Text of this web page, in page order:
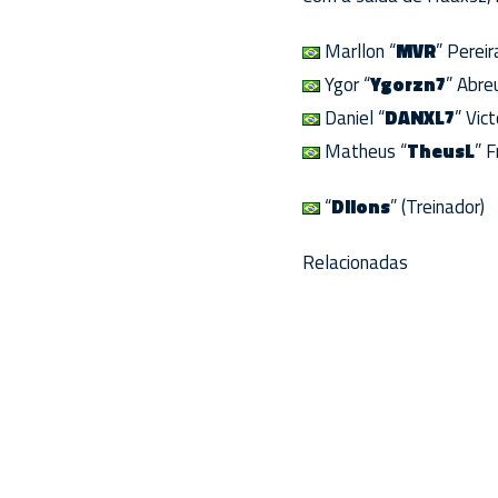
Marllon “MVR”
Ygor “Ygorzn7”
Daniel “DANXL7”
Matheus “TheusL”
“Dilons” (Treinador)
Relacionadas